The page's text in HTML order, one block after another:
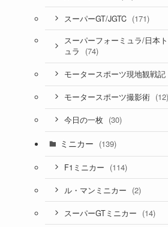
スーパーGT/JGTC (171)
スーパーフォーミュラ/日本
ュラ
(74)
モータースポーツ現地観戦記
モータースポーツ撮影術 (12)
今日の一枚 (30)
ミニカー (139)
F1ミニカー (114)
ル・マンミニカー (2)
スーパーGTミニカー (14)